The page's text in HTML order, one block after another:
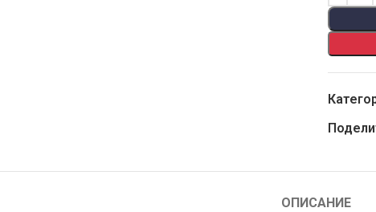
ОПИСАНИЕ